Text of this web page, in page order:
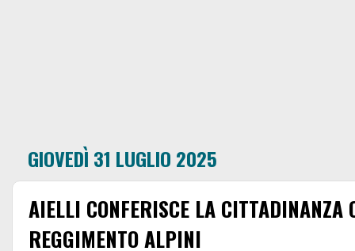
GIOVEDÌ 31 LUGLIO 2025
AIELLI CONFERISCE LA CITTADINANZA
REGGIMENTO ALPINI